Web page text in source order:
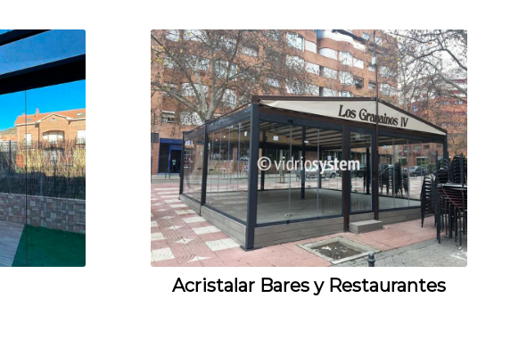
Acristalar Bares y Restaurantes